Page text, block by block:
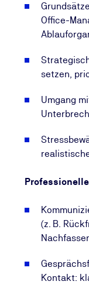
Office-
setzen,
Umgang
(z. B.
Kontakt: